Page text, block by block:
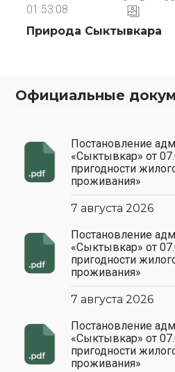
01:53:08
Природа Сыктывкара
Официальные
Постановление
«Сыктывкар» от
пригодности
проживания»
7 августа 2026
Постановление
«Сыктывкар» от
пригодности
проживания»
7 августа 2026
Постановление
«Сыктывкар» от
пригодности
проживания»